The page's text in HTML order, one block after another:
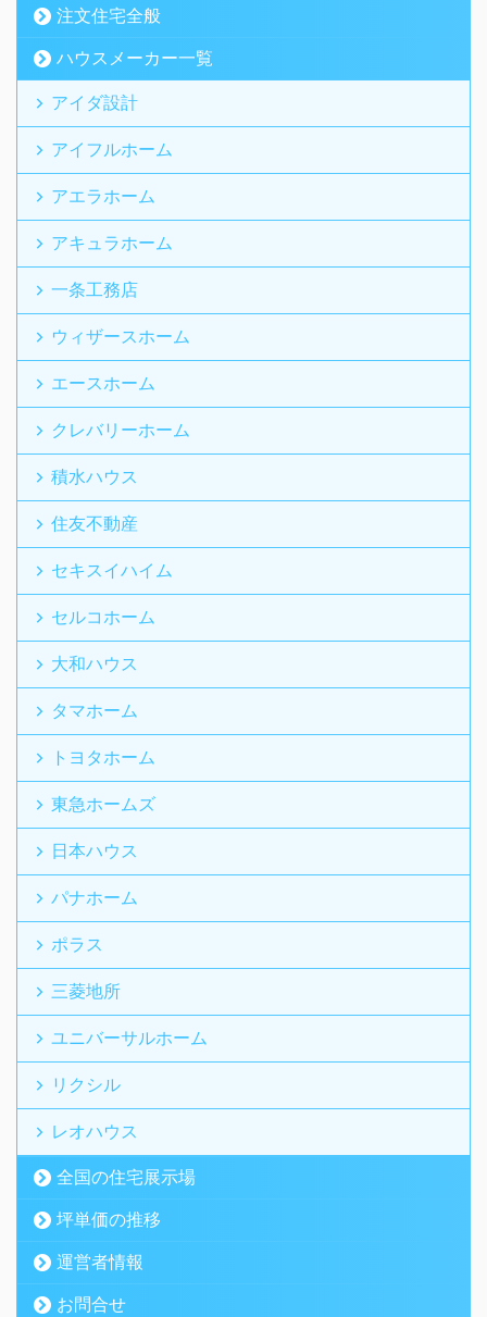
注文住宅全般
ハウスメーカー一覧
アイダ設計
アイフルホーム
アエラホーム
アキュラホーム
一条工務店
ウィザースホーム
エースホーム
クレバリーホーム
積水ハウス
住友不動産
セキスイハイム
セルコホーム
大和ハウス
タマホーム
トヨタホーム
東急ホームズ
日本ハウス
パナホーム
ポラス
三菱地所
ユニバーサルホーム
リクシル
レオハウス
全国の住宅展示場
坪単価の推移
運営者情報
お問合せ